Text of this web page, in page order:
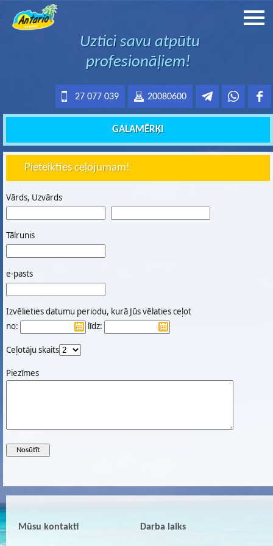
Uztici savu atpūtu
profesionāļiem!
20080600
27 077 039
GALAMĒRĶI
Pieteikties ceļojumam!
Vārds, Uzvārds
Tālrunis
e-pasts
Izvēlieties datumu periodu, kurā Jūs vēlaties ceļot
no:
līdz:
Ceļotāju skaits
Piezīmes
Mūsu kontakti Darba laiks